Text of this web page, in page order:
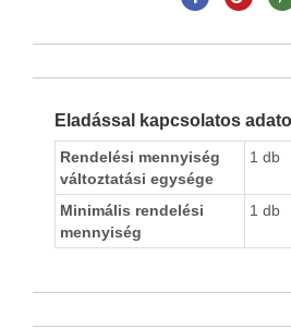
Eladással kapcsolatos
Rendelési mennyiség
változtatási egysége
1 db
Minimális rendelési
mennyiség
1 db